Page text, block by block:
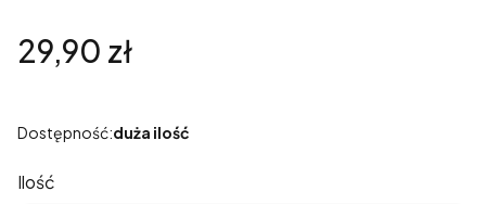
Cena
29,90 zł
Dostępność:duża ilość
Ilość